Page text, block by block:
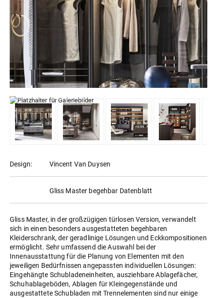
Design: Vincent Van Duysen
Gliss Master begehbar Datenblatt
Gliss Master, in der großzügigen türlosen Version, verwandelt
sich in einen besonders ausgestatteten begehbaren
Kleiderschrank, der geradlinige Lösungen und Eckkompositionen
ermöglicht. Sehr umfassend die Auswahl bei der
Innenausstattung für die Planung von Elementen mit den
jeweiligen Bedürfnissen angepassten individuellen Lösungen:
Eingehängte Schubladeneinheiten, ausziehbare Ablagefächer,
Schuhablageböden, Ablagen für Kleingegenstände und
ausgestattete Schubladen mit Trennelementen sind nur einige